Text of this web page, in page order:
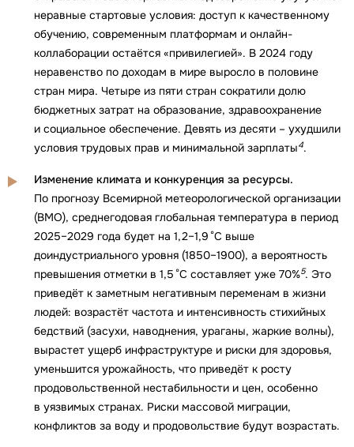
неравные стартовые условия: доступ к качественному
обучению, современным платформам и онлайн-
коллаборации остаётся «привилегией». В 2024 году
неравенство по доходам в мире выросло в половине
стран мира. Четыре из пяти стран сократили долю
бюджетных затрат на образование, здравоохранение
и социальное обеспечение. Девять из десяти – ухудшили
условия трудовых прав и минимальной зарплаты4.
Изменение климата и конкуренция за ресурсы.
По прогнозу Всемирной метеорологической организации
(ВМО), среднегодовая глобальная температура в период
2025–2029 года будет на 1,2–1,9 °C выше
доиндустриального уровня (1850–1900), а вероятность
превышения отметки в 1,5 °C составляет уже 70%5. Это
приведёт к заметным негативным переменам в жизни
людей: возрастёт частота и интенсивность стихийных
бедствий (засухи, наводнения, ураганы, жаркие волны),
вырастет ущерб инфраструктуре и риски для здоровья,
уменьшится урожайность, что приведёт к росту
продовольственной нестабильности и цен, особенно
в уязвимых странах. Риски массовой миграции,
конфликтов за воду и продовольствие будут возрастать.